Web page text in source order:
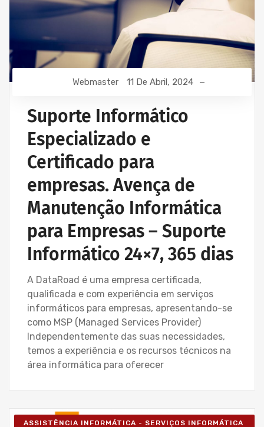
Webmaster 11 De Abril, 2024
Suporte Informático
Especializado e
Certificado para
empresas. Avença de
Manutenção Informática
para Empresas – Suporte
Informático 24×7, 365 dias
A DataRoad é uma empresa certificada,
qualificada e com experiência em serviços
informáticos para empresas, apresentando-se
como MSP (Managed Services Provider)
Independentemente das suas necessidades,
temos a experiência e os recursos técnicos na
área informática para oferecer
ASSISTÊNCIA INFORMÁTICA - SERVIÇOS INFORMÁTICA